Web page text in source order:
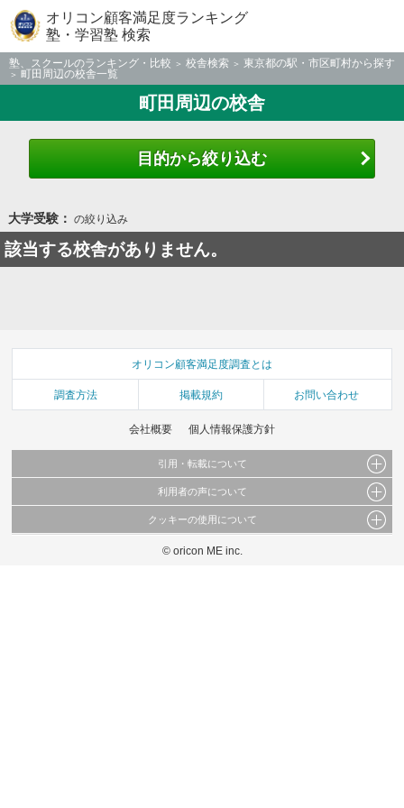
オリコン顧客満足度ランキング
塾・学習塾 検索
塾、スクールのランキング・比較 校舎検索
東京都の駅・市区町村から探す
町田周辺の校舎一覧
町田周辺の校舎
目的から絞り込む
大学受験： の絞り込み
該当する校舎がありません。
オリコン顧客満足度調査とは
調査方法 掲載規約 お問い合わせ
会社概要 個人情報保護方針
引用・転載について
当サイトで公開されている情報（文字、写真、イラスト、画像データ等）及びこれらの配
これらの情報を権利者の許可なく無断転載・複製などの二次利用を行うことは固く禁じて
利用者の声について
当サイトに掲載している内容はすべてサービスの利用者が提出された見解・感想です。
弊社の見解・ 意見ではないことをご理解いただいた上でご覧ください。
クッキーの使用について
このサイトでは Cookie を使用して、ユーザーに合わせたコンテンツや広告の表示、ソー
© oricon ME inc.